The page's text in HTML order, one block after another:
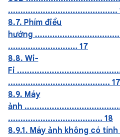
............................................
8.7. Phím điều
hướng
............................ 17
8.8. Wi-
Fi
......................................... 17
8.9. Máy
ảnh
...................................... 18
8.9.1. Máy ảnh không có